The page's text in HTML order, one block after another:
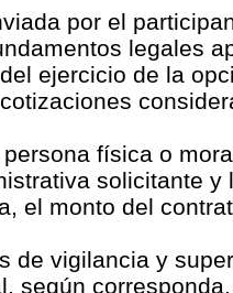
por el
legales
ejercicio de la
física o
solicitante
el monto del
de vigilancia y
según corresponda.